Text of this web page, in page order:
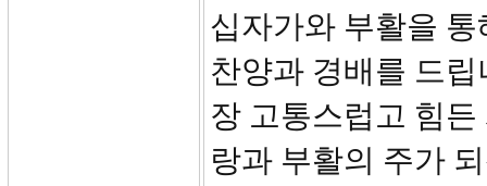
십자가와 부활을
찬양과 경배를 드
장 고통스럽고 힘
랑과 부활의 주가